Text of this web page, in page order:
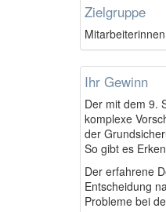
Zielgruppe
Ihr Gewinn
Der mit dem 9.
komplexe
der
So gibt es
Der erfahrene
Entscheidung
Probleme bei